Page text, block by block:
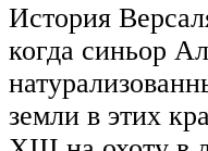
История
когда синьор
земли в этих